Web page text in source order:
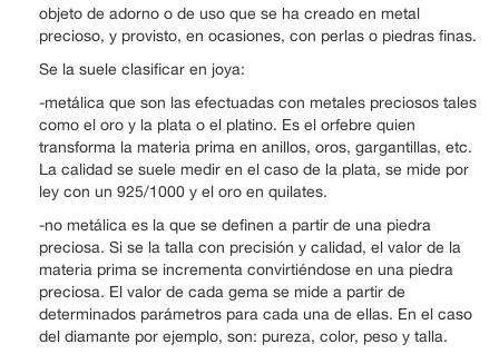
objeto de adorno o de uso que se ha creado en metal
precioso, y provisto, en ocasiones, con perlas o piedras finas.
Se la suele clasificar en joya:
-metálica que son las efectuadas con metales preciosos tales
como el oro y la plata o el platino. Es el orfebre quien
transforma la materia prima en anillos, oros, gargantillas, etc.
La calidad se suele medir en el caso de la plata, se mide por
ley con un 925/1000 y el oro en quilates.
-no metálica es la que se definen a partir de una piedra
preciosa. Si se la talla con precisión y calidad, el valor de la
materia prima se incrementa convirtiéndose en una piedra
preciosa. El valor de cada gema se mide a partir de
determinados parámetros para cada una de ellas. En el caso
del diamante por ejemplo, son: pureza, color, peso y talla.